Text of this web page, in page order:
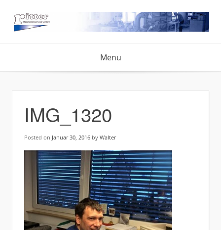
content
Menu
IMG_1320
Posted on Januar 30, 2016 by Walter